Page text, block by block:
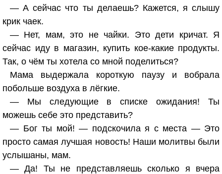
‍​ ‌ ‌ ​ ​ ‌ ‌ ‌ ​ ​ ‌ ​ ‌ ‌ ​ ‌ ​ ​ ​ ‌ ​ ‌ ‌ ‌ ​ ‌ ‌ ​ ​ ​ ‌ ‌ ​ ​ ‌ ‌ ​ ‌ ​ ‌ ​ ​ ​ ‌ ​ ‌ ‌‍— А сейчас что ты делаешь? Кажется, я слышу
крик чаек.
— Нет, мам, это не чайки. Это дети кричат. Я
сейчас иду в магазин, купить кое-какие продукты.
Так, о чём ты хотела со мной поделиться?
Мама выдержала короткую паузу и вобрала
побольше воздуха в лёгкие.
— Мы следующие в списке ожидания! Ты
можешь себе это представить?
— Бог ты мой! — подскочила я с места — Это
просто самая лучшая новость! Наши молитвы были
услышаны, мам.
— Да! Ты не представляешь сколько я вчера